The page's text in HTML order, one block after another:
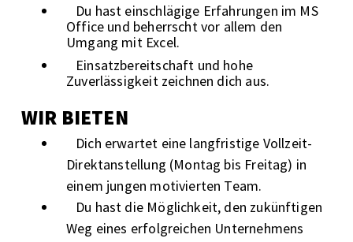
Du hast einschlägige Erfahrungen im MS
Office und beherrscht vor allem den
Umgang mit Excel.
Einsatzbereitschaft und hohe
Zuverlässigkeit zeichnen dich aus.
WIR BIETEN
Dich erwartet eine langfristige Vollzeit-
Direktanstellung (Montag bis Freitag) in
einem jungen motivierten Team.
Du hast die Möglichkeit, den zukünftigen
Weg eines erfolgreichen Unternehmens